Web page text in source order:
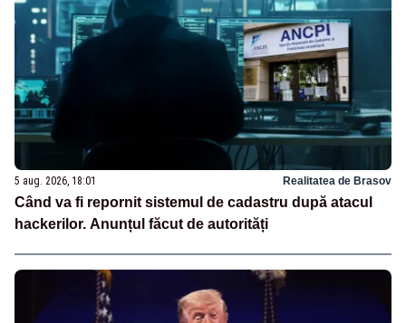
5 aug. 2026, 18:01 Realitatea de Brasov
Când va fi repornit sistemul de cadastru după atacul
hackerilor. Anunțul făcut de autorități